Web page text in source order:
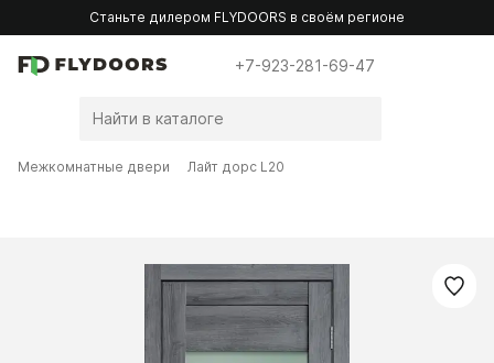
Станьте дилером FLYDOORS в своём регионе
+7-923-281-69-47
Межкомнатные двери Лайт дорс L20